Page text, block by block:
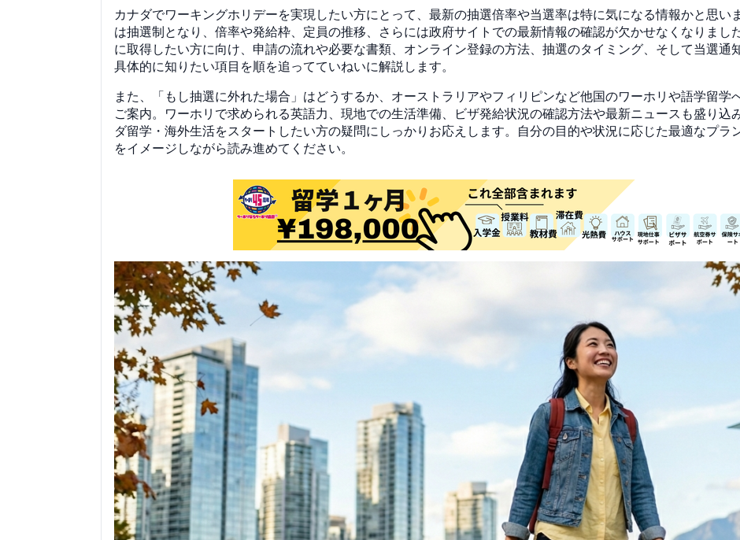
カナダでワーキングホリデーを実現したい方にとって、最新の抽選倍率や当選率は特に気になる情報かと思い
は抽選制となり、倍率や発給枠、定員の推移、さらには政府サイトでの最新情報の確認が欠かせなくなりまし
に取得したい方に向け、申請の流れや必要な書類、オンライン登録の方法、抽選のタイミング、そして当選通
具体的に知りたい項目を順を追ってていねいに解説します。
また、「もし抽選に外れた場合」はどうするか、オーストラリアやフィリピンなど他国のワーホリや語学留学
ご案内。ワーホリで求められる英語力、現地での生活準備、ビザ発給状況の確認方法や最新ニュースも盛り込
ダ留学・海外生活をスタートしたい方の疑問にしっかりお応えします。自分の目的や状況に応じた最適なプラ
をイメージしながら読み進めてください。